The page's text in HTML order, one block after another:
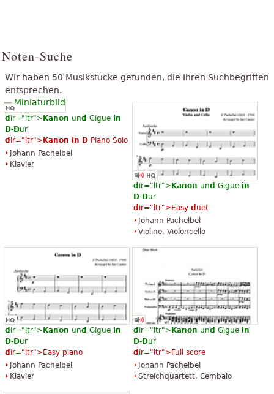
Noten-Suche
Wir haben 50 Musikstücke gefunden, die Ihren Suchbegriffen
entsprechen.
d ir="ltr"> Kanon und Gigue in
D- Dur
d ir="ltr"> Kanon in D Piano Solo
Johann Pachelbel
Klavier
d ir="ltr">Kanon und Gigue in
D-Dur
d ir="ltr">Easy d uet
Johann Pachelbel
Violine, Violoncello
d ir="ltr"> Kanon und Gigue in
D- Dur
d ir="ltr">Easy piano
Johann Pachelbel
Klavier
d ir="ltr"> Kanon und Gigue in
D- Dur
d ir="ltr">Full score
Johann Pachelbel
Streichquartett, Cembalo